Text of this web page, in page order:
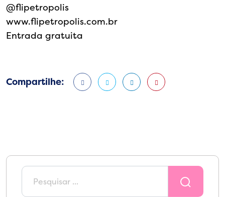
@flipetropolis
www.flipetropolis.com.br
Entrada gratuita
Compartilhe: